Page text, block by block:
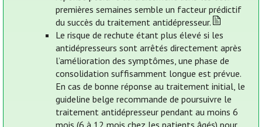
premières semaines semble un facteur prédictif
du succès du traitement antidépresseur.
Le risque de rechute étant plus élevé si les
antidépresseurs sont arrêtés directement après
l’amélioration des symptômes, une phase de
consolidation suffisamment longue est prévue.
En cas de bonne réponse au traitement initial, le
guideline belge recommande de poursuivre le
traitement antidépresseur pendant au moins 6